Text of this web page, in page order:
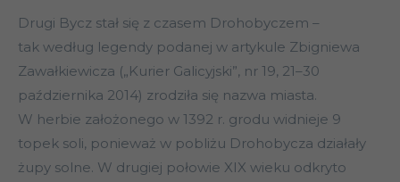
Drugi Bycz stał się z czasem Drohobyczem –
tak według legendy podanej w artykule Zbigniewa
Zawałkiewicza („Kurier Galicyjski”, nr 19, 21–30
października 2014) zrodziła się nazwa miasta.
W herbie założonego w 1392 r. grodu widnieje 9
topek soli, ponieważ w pobliżu Drohobycza działały
żupy solne. W drugiej połowie XIX wieku odkryto